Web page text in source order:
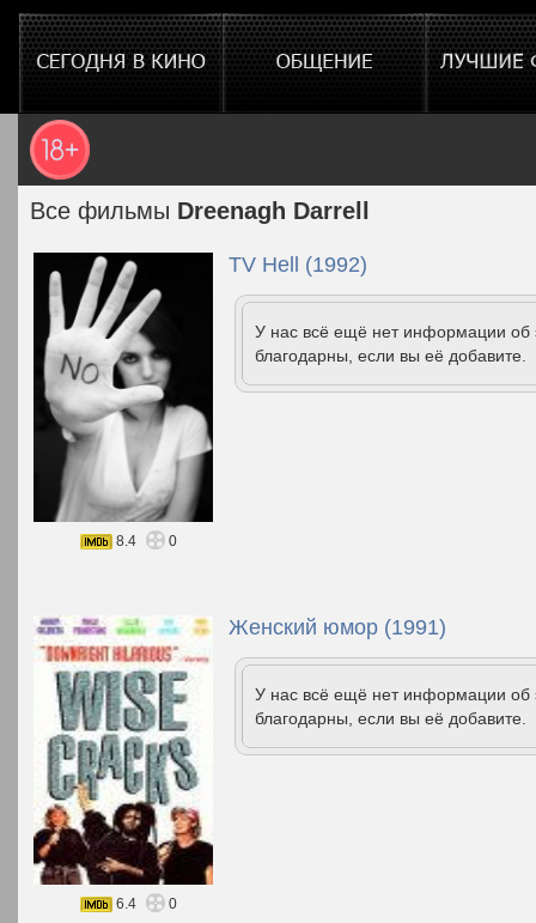
Все фильмы Dreenagh Darrell
TV Hell (1992)
У нас всё ещё нет информации
благодарны, если вы её добавите.
8.4 0
Женский юмор (1991)
У нас всё ещё нет информации
благодарны, если вы её добавите.
6.4 0